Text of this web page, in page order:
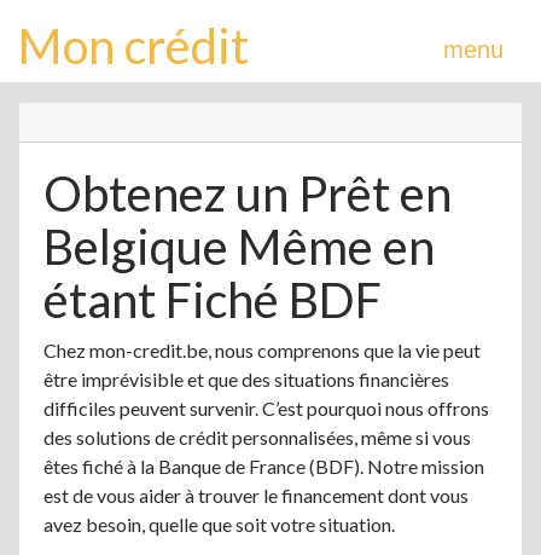
Mon crédit menu
Obtenez un Prêt en
Belgique Même en
étant Fiché BDF
Chez mon-credit.be, nous comprenons que la vie peut
être imprévisible et que des situations financières
difficiles peuvent survenir. C’est pourquoi nous offrons
des solutions de crédit personnalisées, même si vous
êtes fiché à la Banque de France (BDF). Notre mission
est de vous aider à trouver le financement dont vous
avez besoin, quelle que soit votre situation.